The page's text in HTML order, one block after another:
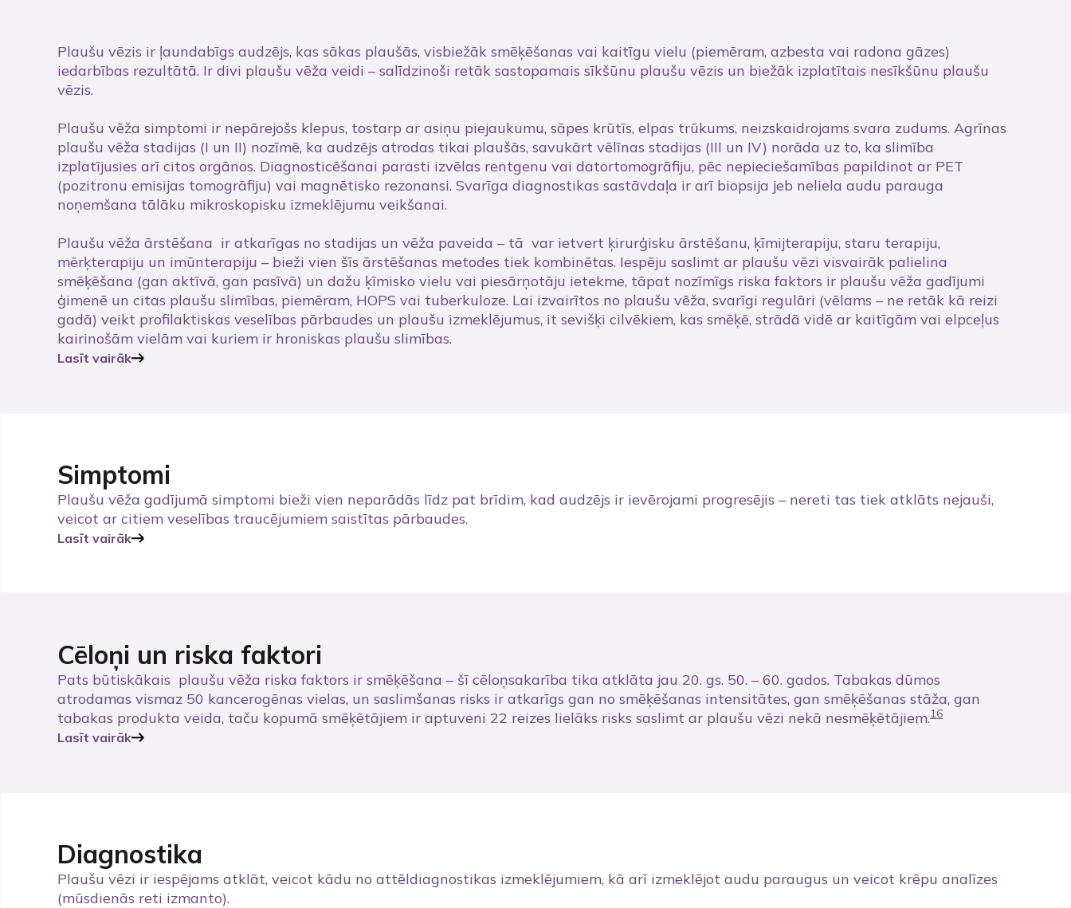
Plaušu vēzis ir ļaundabīgs audzējs, kas sākas plaušās, visbiežāk smēķēšanas vai kaitīgu vielu (piemēram, azbesta vai radona gāzes)
iedarbības rezultātā. Ir divi plaušu vēža veidi – salīdzinoši retāk sastopamais sīkšūnu plaušu vēzis un biežāk izplatītais nesīkšūnu plaušu
vēzis.
Plaušu vēža simptomi ir nepārejošs klepus, tostarp ar asiņu piejaukumu, sāpes krūtīs, elpas trūkums, neizskaidrojams svara zudums. Agrīnas
plaušu vēža stadijas (I un II) nozīmē, ka audzējs atrodas tikai plaušās, savukārt vēlīnas stadijas (III un IV) norāda uz to, ka slimība
izplatījusies arī citos orgānos. Diagnosticēšanai parasti izvēlas rentgenu vai datortomogrāfiju, pēc nepieciešamības papildinot ar PET
(pozitronu emisijas tomogrāfiju) vai magnētisko rezonansi. Svarīga diagnostikas sastāvdaļa ir arī biopsija jeb neliela audu parauga
noņemšana tālāku mikroskopisku izmeklējumu veikšanai.
Plaušu vēža ārstēšana ir atkarīgas no stadijas un vēža paveida – tā var ietvert ķirurģisku ārstēšanu, ķīmijterapiju, staru terapiju,
mērķterapiju un imūnterapiju – bieži vien šīs ārstēšanas metodes tiek kombinētas. Iespēju saslimt ar plaušu vēzi visvairāk palielina
smēķēšana (gan aktīvā, gan pasīvā) un dažu ķīmisko vielu vai piesārņotāju ietekme, tāpat nozīmīgs riska faktors ir plaušu vēža gadījumi
ģimenē un citas plaušu slimības, piemēram, HOPS vai tuberkuloze. Lai izvairītos no plaušu vēža, svarīgi regulāri (vēlams – ne retāk kā reizi
gadā) veikt profilaktiskas veselības pārbaudes un plaušu izmeklējumus, it sevišķi cilvēkiem, kas smēķē, strādā vidē ar kaitīgām vai elpceļus
kairinošām vielām vai kuriem ir hroniskas plaušu slimības.
Lasīt vairāk
Simptomi
Plaušu vēža gadījumā simptomi bieži vien neparādās līdz pat brīdim, kad audzējs ir ievērojami progresējis – nereti tas tiek atklāts nejauši,
veicot ar citiem veselības traucējumiem saistītas pārbaudes.
Lasīt vairāk
Cēloņi un riska faktori
Pats būtiskākais plaušu vēža riska faktors ir smēķēšana – šī cēloņsakarība tika atklāta jau 20. gs. 50. – 60. gados. Tabakas dūmos
atrodamas vismaz 50 kancerogēnas vielas, un saslimšanas risks ir atkarīgs gan no smēķēšanas intensitātes, gan smēķēšanas stāža, gan
tabakas produkta veida, taču kopumā smēķētājiem ir aptuveni 22 reizes lielāks risks saslimt ar plaušu vēzi nekā nesmēķētājiem.16
Lasīt vairāk
Diagnostika
Plaušu vēzi ir iespējams atklāt, veicot kādu no attēldiagnostikas izmeklējumiem, kā arī izmeklējot audu paraugus un veicot krēpu analīzes
(mūsdienās reti izmanto).